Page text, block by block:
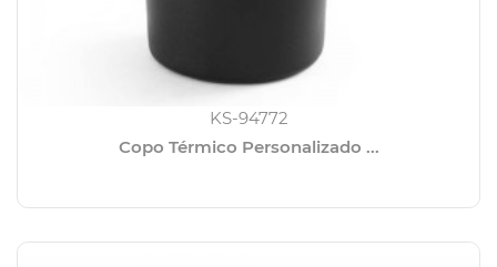
KS-94772
Copo Térmico Personalizado ...